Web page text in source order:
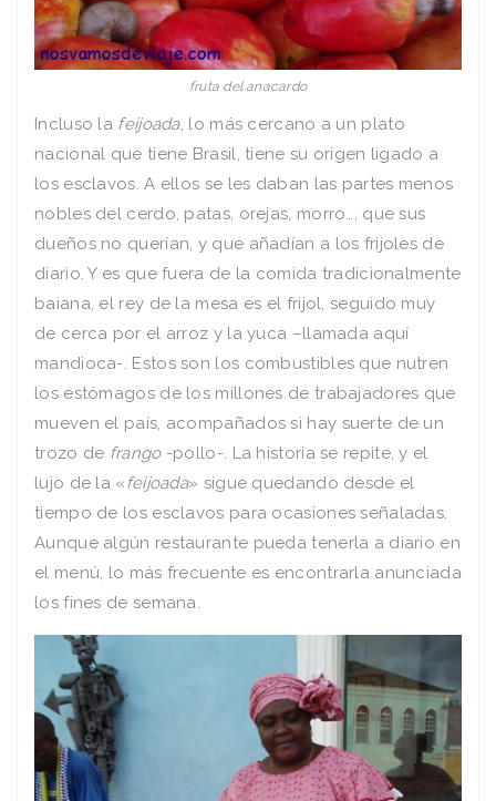
fruta del anacardo
Incluso la feijoada, lo más cercano a un plato
nacional que tiene Brasil, tiene su origen ligado a
los esclavos. A ellos se les daban las partes menos
nobles del cerdo, patas, orejas, morro…, que sus
dueños no querían, y que añadían a los frijoles de
diario. Y es que fuera de la comida tradicionalmente
baiana, el rey de la mesa es el frijol, seguido muy
de cerca por el arroz y la yuca –llamada aquí
mandioca-. Estos son los combustibles que nutren
los estómagos de los millones de trabajadores que
mueven el país, acompañados si hay suerte de un
trozo de frango-pollo-. La historia se repite, y el
lujo de la «feijoada» sigue quedando desde el
tiempo de los esclavos para ocasiones señaladas.
Aunque algún restaurante pueda tenerla a diario en
el menú, lo más frecuente es encontrarla anunciada
los fines de semana.